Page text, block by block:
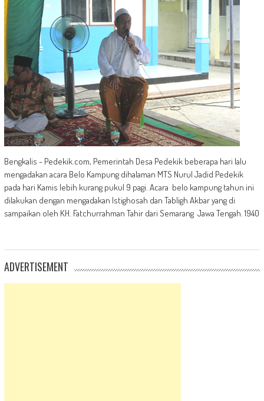
Bengkalis - Pedekik.com, Pemerintah Desa Pedekik beberapa hari lalu
mengadakan acara Belo Kampung dihalaman MTS Nurul Jadid Pedekik
pada hari Kamis lebih kurang pukul 9 pagi. Acara belo kampung tahun ini
dilakukan dengan mengadakan Istighosah dan Tabligh Akbar yang di
sampaikan oleh KH. Fatchurrahman Tahir dari Semarang Jawa Tengah. 1940
ADVERTISEMENT